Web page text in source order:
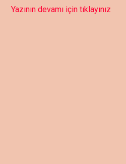
Yazının devamı için tıklayınız